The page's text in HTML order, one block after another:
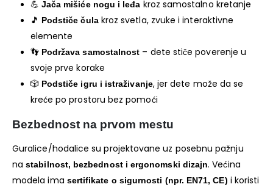
💪 Jača mišiće nogu i leđa kroz samostalno kretanje
🎵 Podstiče čulakroz svetla, zvuke i interaktivne
elemente
👣 Podržava samostalnost – dete stiče poverenje u
svoje prve korake
🎲 Podstiče igru i istraživanje, jer dete može da se
kreće po prostoru bez pomoći
Bezbednost na prvom mestu
Guralice/hodalice su projektovane uz posebnu pažnju
nastabilnost, bezbednost i ergonomski dizajn. Većina
modela ima sertifikate o sigurnosti (npr. EN71, CE) i koristi